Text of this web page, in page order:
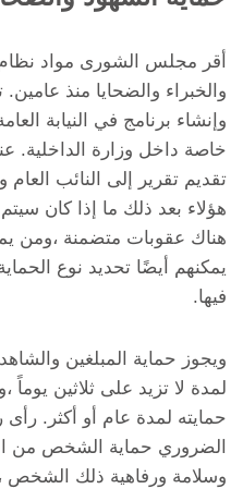
أقر مجلس الشورى مواد نظام
والخبراء والضحايا منذ عامين.
وإنشاء برنامج في النيابة
خاصة داخل وزارة الداخلية.
تقديم تقرير إلى النائب
هؤلاء بعد ذلك ما إذا كان
هناك عقوبات متضمنة ،ومن
يمكنهم أيضًا تحديد نوع
فيها.
ويجوز حماية المبلغين
لمدة لا تزيد على ثلاثين يوماً
حمايته لمدة عام أو أكثر.
الضروري حماية الشخص من
وسلامة ورفاهية ذلك الشخص